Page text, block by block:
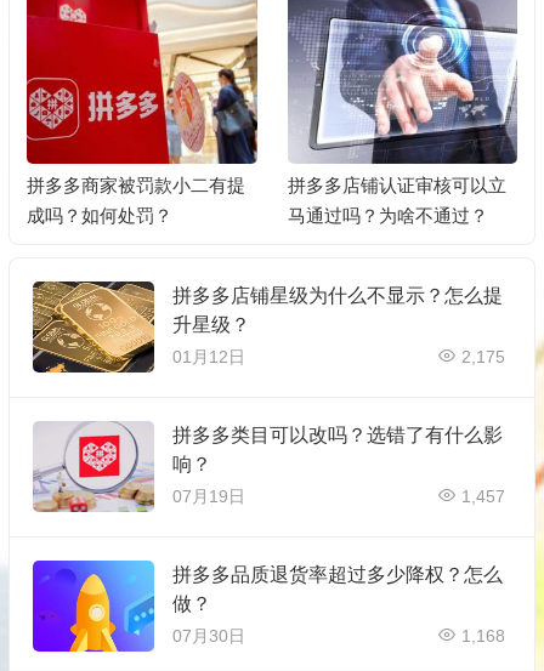
拼多多商家被罚款小二有提
成吗？如何处罚？
拼多多店铺认证审核可以立
马通过吗？为啥不通过？
拼多多店铺星级为什么不显示？怎么提
升星级？
01月12日 2,175
拼多多类目可以改吗？选错了有什么影
响？
07月19日 1,457
拼多多品质退货率超过多少降权？怎么
做？
07月30日 1,168